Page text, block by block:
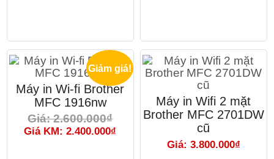
Giảm giá!
Máy in Wi-fi Brother
MFC 1916nw
Giá: 2.600.000₫
Giá KM: 2.400.000₫
Máy in Wifi 2 mặt
Brother MFC 2701DW
cũ
Giá: 3.800.000₫